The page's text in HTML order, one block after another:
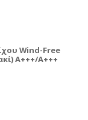
Wind-Free
A+++/A+++